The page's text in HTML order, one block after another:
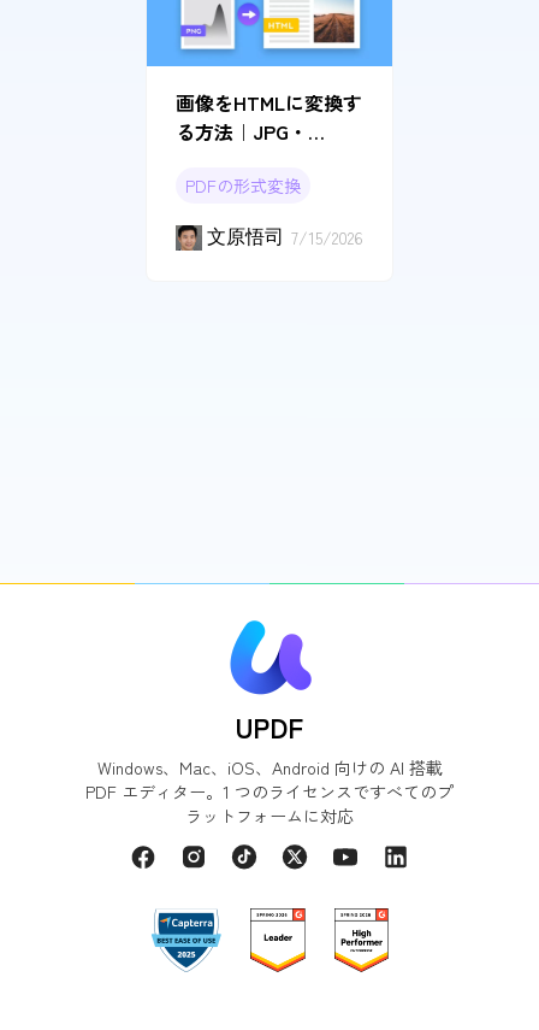
画像をHTMLに変換す
る方法｜JPG・
トに対応
PDFの形式変換
文原悟司 7/15/2026
UPDF
Windows、Mac、iOS、Android 向けの AI 搭載
PDF エディター。1 つのライセンスですべてのプ
ラットフォームに対応